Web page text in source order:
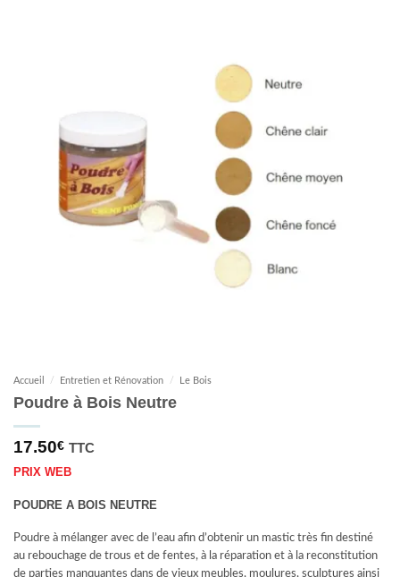
Accueil / Entretien et Rénovation / Le Bois
Poudre à Bois Neutre
17.50€ TTC
PRIX WEB
POUDRE A BOIS NEUTRE
Poudre à mélanger avec de l’eau afin d’obtenir un mastic très fin destiné
au rebouchage de trous et de fentes, à la réparation et à la reconstitution
de parties manquantes dans de vieux meubles, moulures, sculptures ainsi